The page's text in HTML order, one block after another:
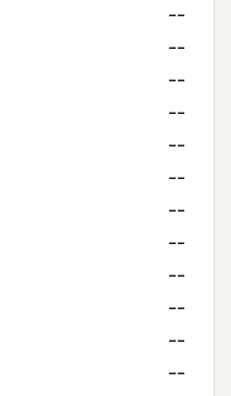
--
--
--
--
--
--
--
--
--
--
--
--